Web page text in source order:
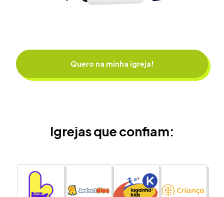
Quero na minha igreja!
Igrejas que confiam: